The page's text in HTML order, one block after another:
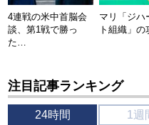
4連戦の米中首脳会
談、第1戦で勝っ
た…
マリ「ジハ
ト組織」
注目記事ランキング
24時間 1週